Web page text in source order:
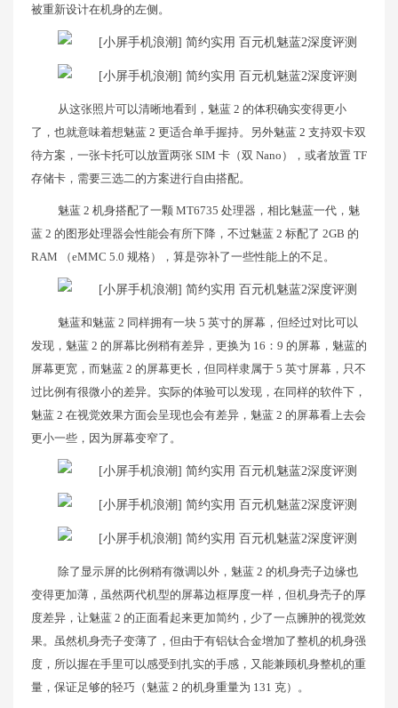
被重新设计在机身的左侧。
从这张照片可以清晰地看到，魅蓝 2 的体积确实变得更小
了，也就意味着想魅蓝 2 更适合单手握持。另外魅蓝 2 支持双卡双
待方案，一张卡托可以放置两张 SIM 卡（双 Nano），或者放置 TF
存储卡，需要三选二的方案进行自由搭配。
魅蓝 2 机身搭配了一颗 MT6735 处理器，相比魅蓝一代，魅
蓝 2 的图形处理器会性能会有所下降，不过魅蓝 2 标配了 2GB 的
RAM （eMMC 5.0 规格），算是弥补了一些性能上的不足。
魅蓝和魅蓝 2 同样拥有一块 5 英寸的屏幕，但经过对比可以
发现，魅蓝 2 的屏幕比例稍有差异，更换为 16：9 的屏幕，魅蓝的
屏幕更宽，而魅蓝 2 的屏幕更长，但同样隶属于 5 英寸屏幕，只不
过比例有很微小的差异。实际的体验可以发现，在同样的软件下，
魅蓝 2 在视觉效果方面会呈现也会有差异，魅蓝 2 的屏幕看上去会
更小一些，因为屏幕变窄了。
除了显示屏的比例稍有微调以外，魅蓝 2 的机身壳子边缘也
变得更加薄，虽然两代机型的屏幕边框厚度一样，但机身壳子的厚
度差异，让魅蓝 2 的正面看起来更加简约，少了一点臃肿的视觉效
果。虽然机身壳子变薄了，但由于有铝钛合金增加了整机的机身强
度，所以握在手里可以感受到扎实的手感，又能兼顾机身整机的重
量，保证足够的轻巧（魅蓝 2 的机身重量为 131 克）。